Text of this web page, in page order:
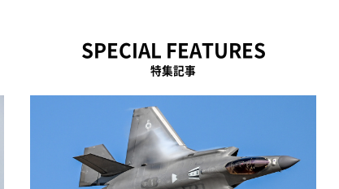
SPECIAL FEATURES
特集記事